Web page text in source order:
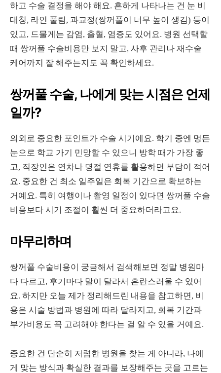
하고 수술 결정을 해야 해요. 흔하게 나타나는 건 눈 비
대칭, 라인 풀림, 과교정(쌍꺼풀이 너무 높이 생김) 등이
있고, 드물게는 감염, 출혈, 염증도 있어요. 병원 선택할
때 쌍꺼풀 수술비용만 보지 말고, 사후 관리나 재수술
케어까지 잘 해주는지도 꼭 확인하세요.
쌍꺼풀 수술, 나에게 맞는 시점은 언제
일까?
의외로 중요한 포인트가 수술 시기에요. 학기 중엔 멍든
눈으로 학교 가기 민망할 수 있으니 방학 때가 가장 좋
고, 직장인은 연차나 명절 연휴를 활용하면 부담이 적어
요. 중요한 건 최소 일주일은 회복 기간으로 확보하는
거예요. 특히 여행이나 촬영 일정이 있다면 쌍꺼풀 수술
비용보다 시기 조절이 훨씬 더 중요하더라고요.
마무리하며
쌍꺼풀 수술비용이 궁금해서 검색해보면 정말 병원마
다 다르고, 후기마다 말이 달라서 혼란스러울 수 있어
요. 하지만 오늘 제가 정리해드린 내용을 참고하면, 비
용은 시술 방법과 병원에 따라 달라지고, 회복 기간과
부가비용도 꼭 고려해야 한다는 걸 알 수 있을 거예요.
중요한 건 단순히 저렴한 병원을 찾는 게 아니라, 나에
게 맞는 방식과 확실한 결과를 보장해주는 곳을 고르는